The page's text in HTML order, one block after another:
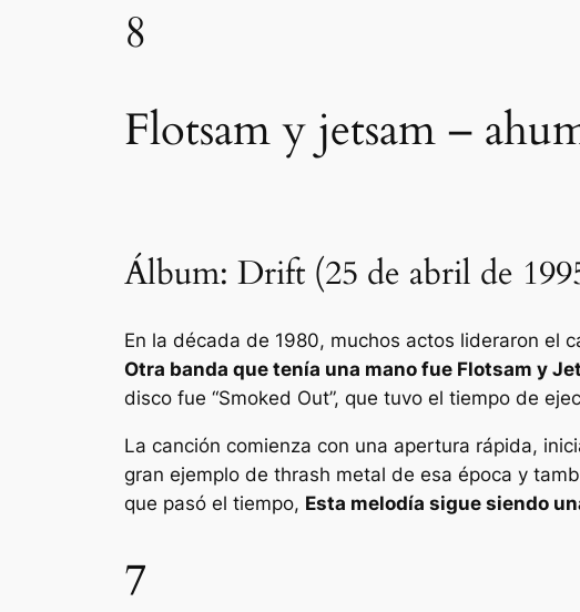
8
Flotsam y jetsam –
Álbum: Drift (25 de abril de
En la década de 1980, muchos actos lideraron el
Otra banda que tenía una mano fue Flotsam y
disco fue “Smoked Out”, que tuvo el tiempo de
La canción comienza con una apertura rápida,
gran ejemplo de thrash metal de esa época y
que pasó el tiempo, Esta melodía sigue siendo
7